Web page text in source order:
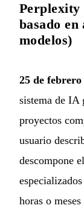
Perplexity
basado
modelos)
25 de febrero
sistema de IA
proyectos
usuario
descompone
horas o